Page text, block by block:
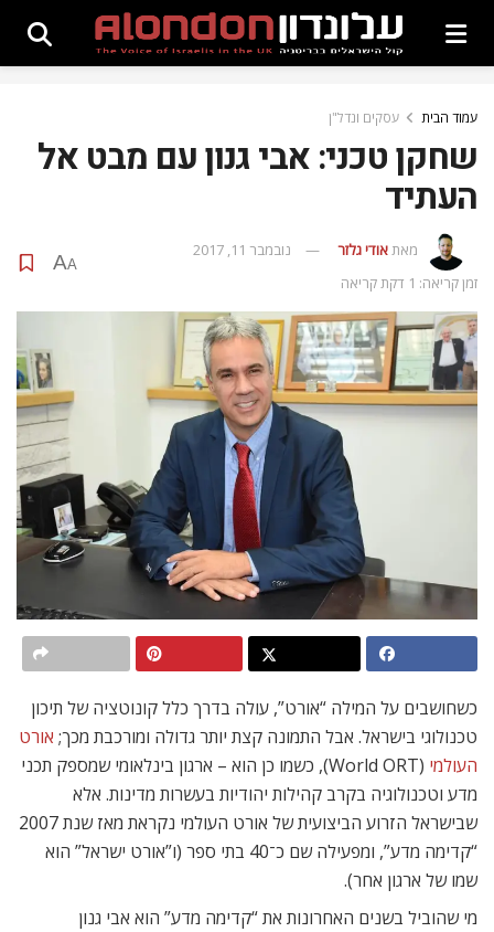
עמוד הבית עסקים ונדל"ן
שחקן‭ ‬טכני: אבי גנון עם מבט אל
העתיד
מאתאודי גלזר
נובמבר 11, 2017
זמן קריאה: 1 דקת קריאה
A
A
כשחושבים על המילה “אורט”, עולה בדרך כלל קונוטציה של תיכון
טכנולוגי בישראל. אבל התמונה קצת יותר גדולה ומורכבת מכך; אורט
העולמי
(World ORT), כשמו כן הוא – ארגון בינלאומי שמספק תכני
מדע וטכנולוגיה בקרב קהילות יהודיות בעשרות מדינות. אלא
שבישראל הזרוע הביצועית של אורט העולמי נקראת מאז שנת 2007
“קדימה מדע”, ומפעילה שם כ־40 בתי ספר (ו”אורט ישראל” הוא
שמו של ארגון אחר).
מי שהוביל בשנים האחרונות את “קדימה מדע” הוא אבי גנון